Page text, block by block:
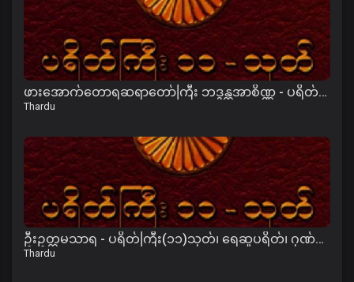
ဖားအောက်တောရဆရာတော်ကြီး ဘဒ္ဒန္တအာစိဏ္ဏ - ပရိတ်ကြီး(၁၁)သုတ်
Thardu
ဦးဥတ္တမသာရ - ပရိတ်ကြီး(၁၁)သုတ်၊ ရေဆူပရိတ်၊ ဂုဏ်တော်ကွန်ခြာ၊ ကမ္မဝါ
Thardu